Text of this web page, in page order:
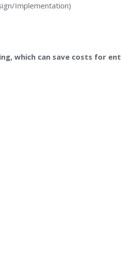
Implementation)
which can save costs for